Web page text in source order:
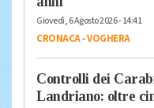
Giovedì, 6 Agosto 2026 - 14:41
CRONACA-VOGHERA
Controlli dei
Landriano: oltre